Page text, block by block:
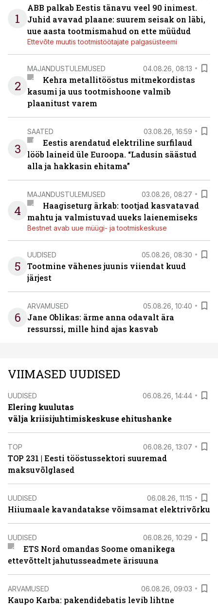
1
ABB palkab Eestis tänavu veel 90 inimest.
Juhid avavad plaane: suurem seisak on läbi,
uue aasta tootmismahud on ette müüdud
Ettevõte muutis tootmistöötajate palgasüsteemi
2
MAJANDUSTULEMUSED 04.08.26, 08:13
Kehra metallitööstus mitmekordistas
kasumi ja uus tootmishoone valmib
plaanitust varem
3
SAATED 03.08.26, 16:59
Eestis arendatud elektriline surfilaud
lööb laineid üle Euroopa. “Ladusin säästud
alla ja hakkasin ehitama”
4
MAJANDUSTULEMUSED 03.08.26, 08:27
Haagiseturg ärkab: tootjad kasvatavad
mahtu ja valmistuvad uueks laienemiseks
Bestnet avab uue müügi- ja tootmiskeskuse
5
UUDISED 05.08.26, 08:30
Tootmine vähenes juunis viiendat kuud
järjest
6
ARVAMUSED 05.08.26, 10:40
Jane Oblikas: ärme anna odavalt ära
ressurssi, mille hind ajas kasvab
VIIMASED UUDISED
UUDISED 06.08.26, 14:44
Elering kuulutas
välja kriisijuhtimiskeskuse ehitushanke
TOP 06.08.26, 13:07
TOP 231 | Eesti tööstussektori suuremad
maksuvõlglased
UUDISED 06.08.26, 11:15
Hiiumaale kavandatakse võimsamat elektrivõrku
UUDISED 06.08.26, 10:29
ETS Nord omandas Soome omanikega
ettevõttelt jahutusseadmete ärisuuna
ARVAMUSED 06.08.26, 09:03
Kaupo Karba: pakendidebatis levib lihtne